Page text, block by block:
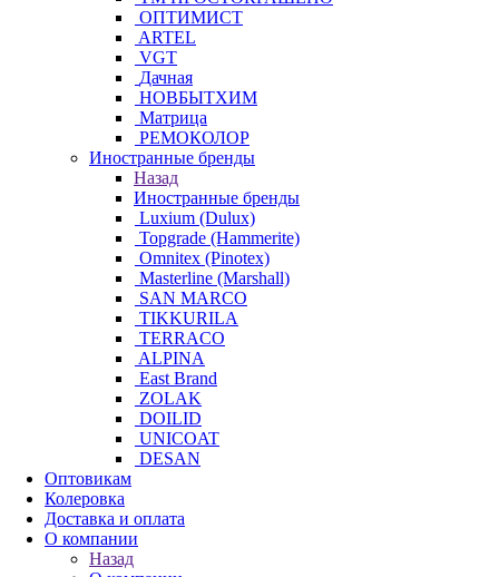
ОПТИМИСТ
ARTEL
VGT
Дачная
НОВБЫТХИМ
Матрица
РЕМОКОЛОР
Иностранные бренды
Назад
Иностранные бренды
Luxium (Dulux)
Topgrade (Hammerite)
Omnitex (Pinotex)
Masterline (Marshall)
SAN MARCO
TIKKURILA
TERRACO
ALPINA
East Brand
ZOLAK
DOILID
UNICOAT
DESAN
Оптовикам
Колеровка
Доставка и оплата
О компании
Назад